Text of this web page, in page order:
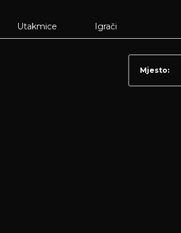
Utakmice Igrači
Mjesto: